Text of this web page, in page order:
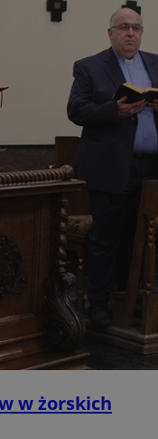
w żorskich